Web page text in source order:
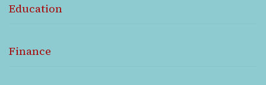
Education
Finance